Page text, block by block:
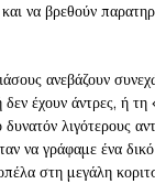
να βρεθούν
ανεβάζουν
δεν έχουν άντρες, ή τη
λιγότερους
να γράφαμε ένα
στη μεγάλη